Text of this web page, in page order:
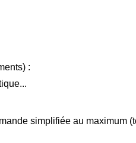
:
simplifiée au maximum